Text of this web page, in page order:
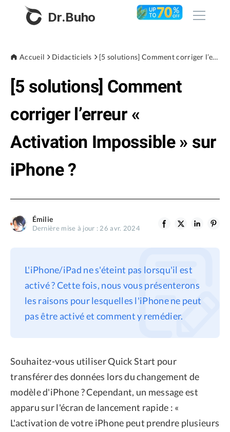
Dr.Buho
Produits
BuhoCleaner
BuhoUnlocker
BuhoRepair
BuhoNTFS
BuhoLaunchpad
Boutique
Blog
Support
Conditions générales
Politique de
remboursement
Accueil Didacticiels [5 solutions] Comment corriger l’erreur « Activation Impossible » sur iPhone ?
[5 solutions] Comment
corriger l’erreur «
Activation Impossible » sur
iPhone ?
Émilie
Dernière mise à jour : 26 avr. 2024
L'iPhone/iPad ne s'éteint pas lorsqu'il est
activé ? Cette fois, nous vous présenterons
les raisons pour lesquelles l'iPhone ne peut
pas être activé et comment y remédier.
Souhaitez-vous utiliser Quick Start pour
transférer des données lors du changement de
modèle d'iPhone ? Cependant, un message est
apparu sur l'écran de lancement rapide : «
L'activation de votre iPhone peut prendre plusieurs